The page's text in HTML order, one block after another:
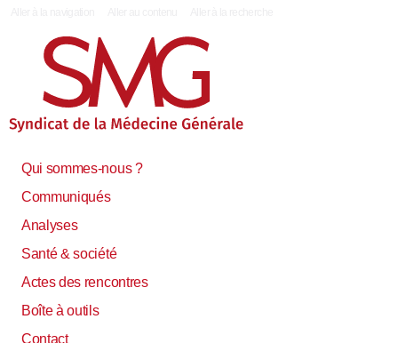
Qui sommes-nous ?
Communiqués
Analyses
Santé & société
Actes des rencontres
Boîte à outils
Contact